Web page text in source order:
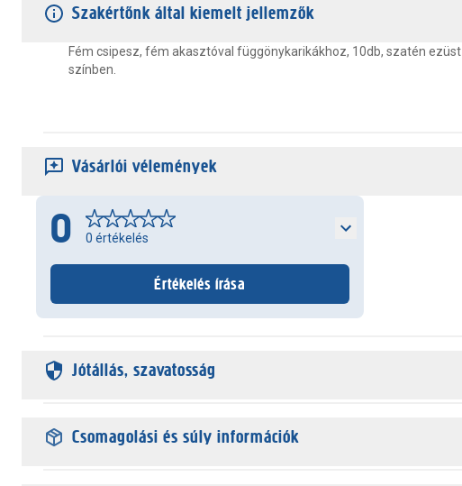
Szakértőnk által kiemelt jellemzők
Fém csipesz, fém akasztóval függönykarikákhoz, 10db, szatén ezüst
színben.
Vásárlói vélemények
0 0 értékelés
Értékelés írása
Jótállás, szavatosság
Csomagolási és súly információk